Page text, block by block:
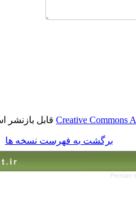
قابل بازنشر است.
نسخه ها